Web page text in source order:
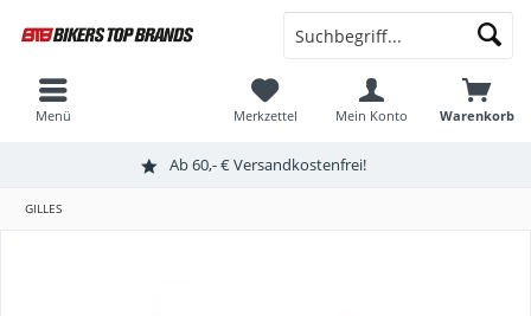
Ab 60,- € Versandkostenfrei!
Warenkorb
Merkzettel Mein Konto
Menü
GILLES